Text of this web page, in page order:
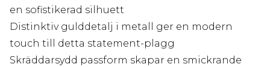
en sofistikerad silhuett
Distinktiv gulddetalj i metall ger en modern
touch till detta statement-plagg
Skräddarsydd passform skapar en smickrande